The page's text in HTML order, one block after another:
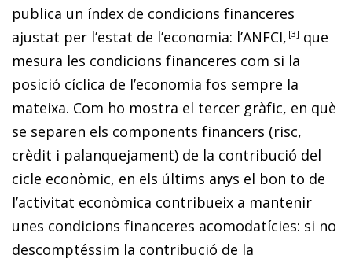
publica un índex de condicions financeres
ajustat per l’estat de l’economia: l’ANFCI, 3
que
mesura les condicions financeres com si la
posició cíclica de l’economia fos sempre la
mateixa. Com ho mostra el tercer gràfic, en què
se separen els components financers (risc,
crèdit i palanquejament) de la contribució del
cicle econòmic, en els últims anys el bon to de
l’activitat econòmica contribueix a mantenir
unes condicions financeres acomodatícies: si no
descomptéssim la contribució de la